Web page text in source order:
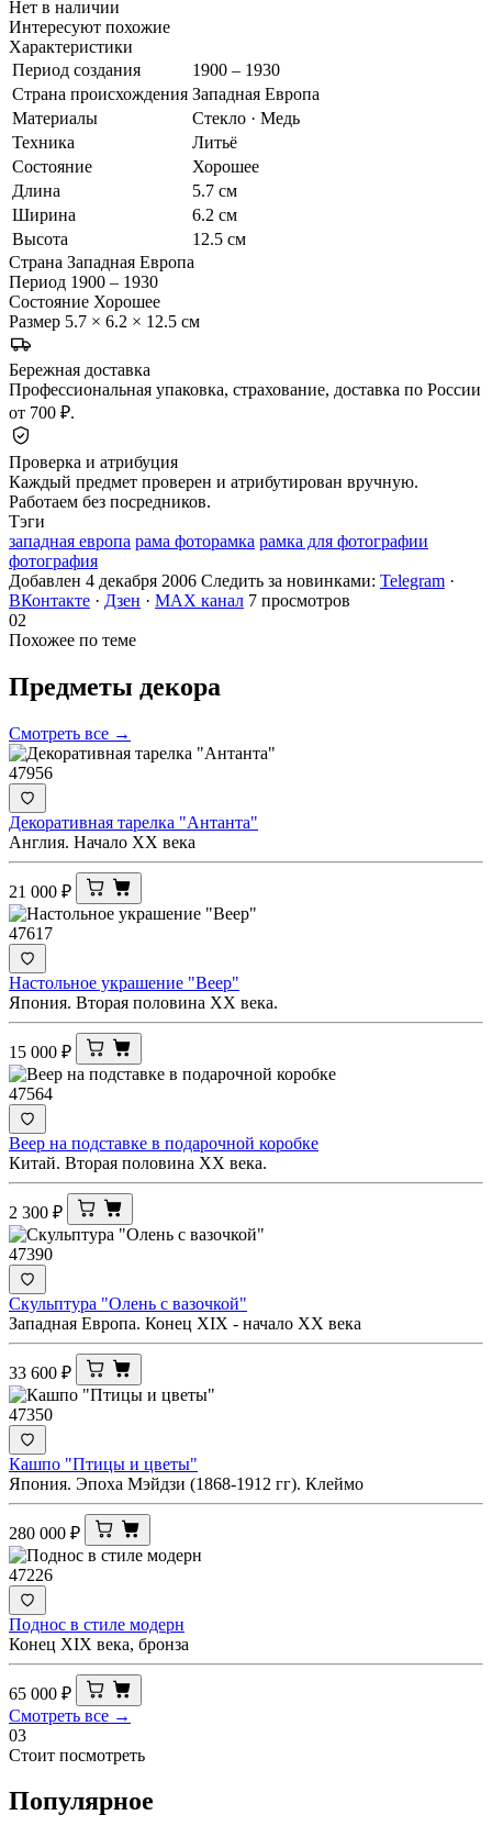
Нет в наличии
Интересуют похожие
Характеристики
Период создания
1900 – 1930
Страна происхождения Западная Европа
Материалы
Стекло · Медь
Техника
Литьё
Состояние
Хорошее
Длина
5.7 см
Ширина
6.2 см
Высота
12.5 см
Страна Западная Европа
Период 1900 – 1930
Состояние Хорошее
Размер 5.7 × 6.2 × 12.5 см
Бережная доставка
Профессиональная упаковка, страхование, доставка по России
от 700 ₽.
Проверка и атрибуция
Каждый предмет проверен и атрибутирован вручную.
Работаем без посредников.
Тэги
западная европа рама фоторамка рамка для фотографии
фотография
Добавлен 4 декабря 2006 Следить за новинками: Telegram ·
ВКонтакте · Дзен · MAX канал 7 просмотров
02
Похожее по теме
Предметы декора
Смотреть все →
47956
Декоративная тарелка "Антанта"
Англия. Начало ХХ века
21 000 ₽
47617
Настольное украшение "Веер"
Япония. Вторая половина ХХ века.
15 000 ₽
47564
Веер на подставке в подарочной коробке
Китай. Вторая половина ХХ века.
2 300 ₽
47390
Скульптура "Олень с вазочкой"
Западная Европа. Конец XIX - начало ХХ века
33 600 ₽
47350
Кашпо "Птицы и цветы"
Япония. Эпоха Мэйдзи (1868-1912 гг). Клеймо
280 000 ₽
47226
Поднос в стиле модерн
Конец XIX века, бронза
65 000 ₽
Смотреть все →
03
Стоит посмотреть
Популярное